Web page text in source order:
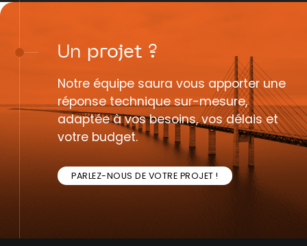
Un projet ?
Notre équipe saura vous apporter une
réponse technique sur-mesure,
adaptée à vos besoins, vos délais et
votre budget.
PARLEZ-NOUS DE VOTRE PROJET !